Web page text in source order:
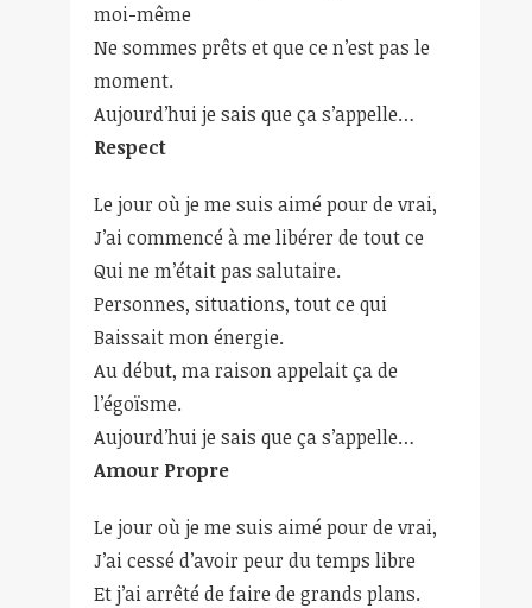
moi-même
Ne sommes prêts et que ce n’est pas le
moment.
Aujourd’hui je sais que ça s’appelle…
Respect
Le jour où je me suis aimé pour de vrai,
J’ai commencé à me libérer de tout ce
Qui ne m’était pas salutaire.
Personnes, situations, tout ce qui
Baissait mon énergie.
Au début, ma raison appelait ça de
l’égoïsme.
Aujourd’hui je sais que ça s’appelle…
Amour Propre
Le jour où je me suis aimé pour de vrai,
J’ai cessé d’avoir peur du temps libre
Et j’ai arrêté de faire de grands plans.